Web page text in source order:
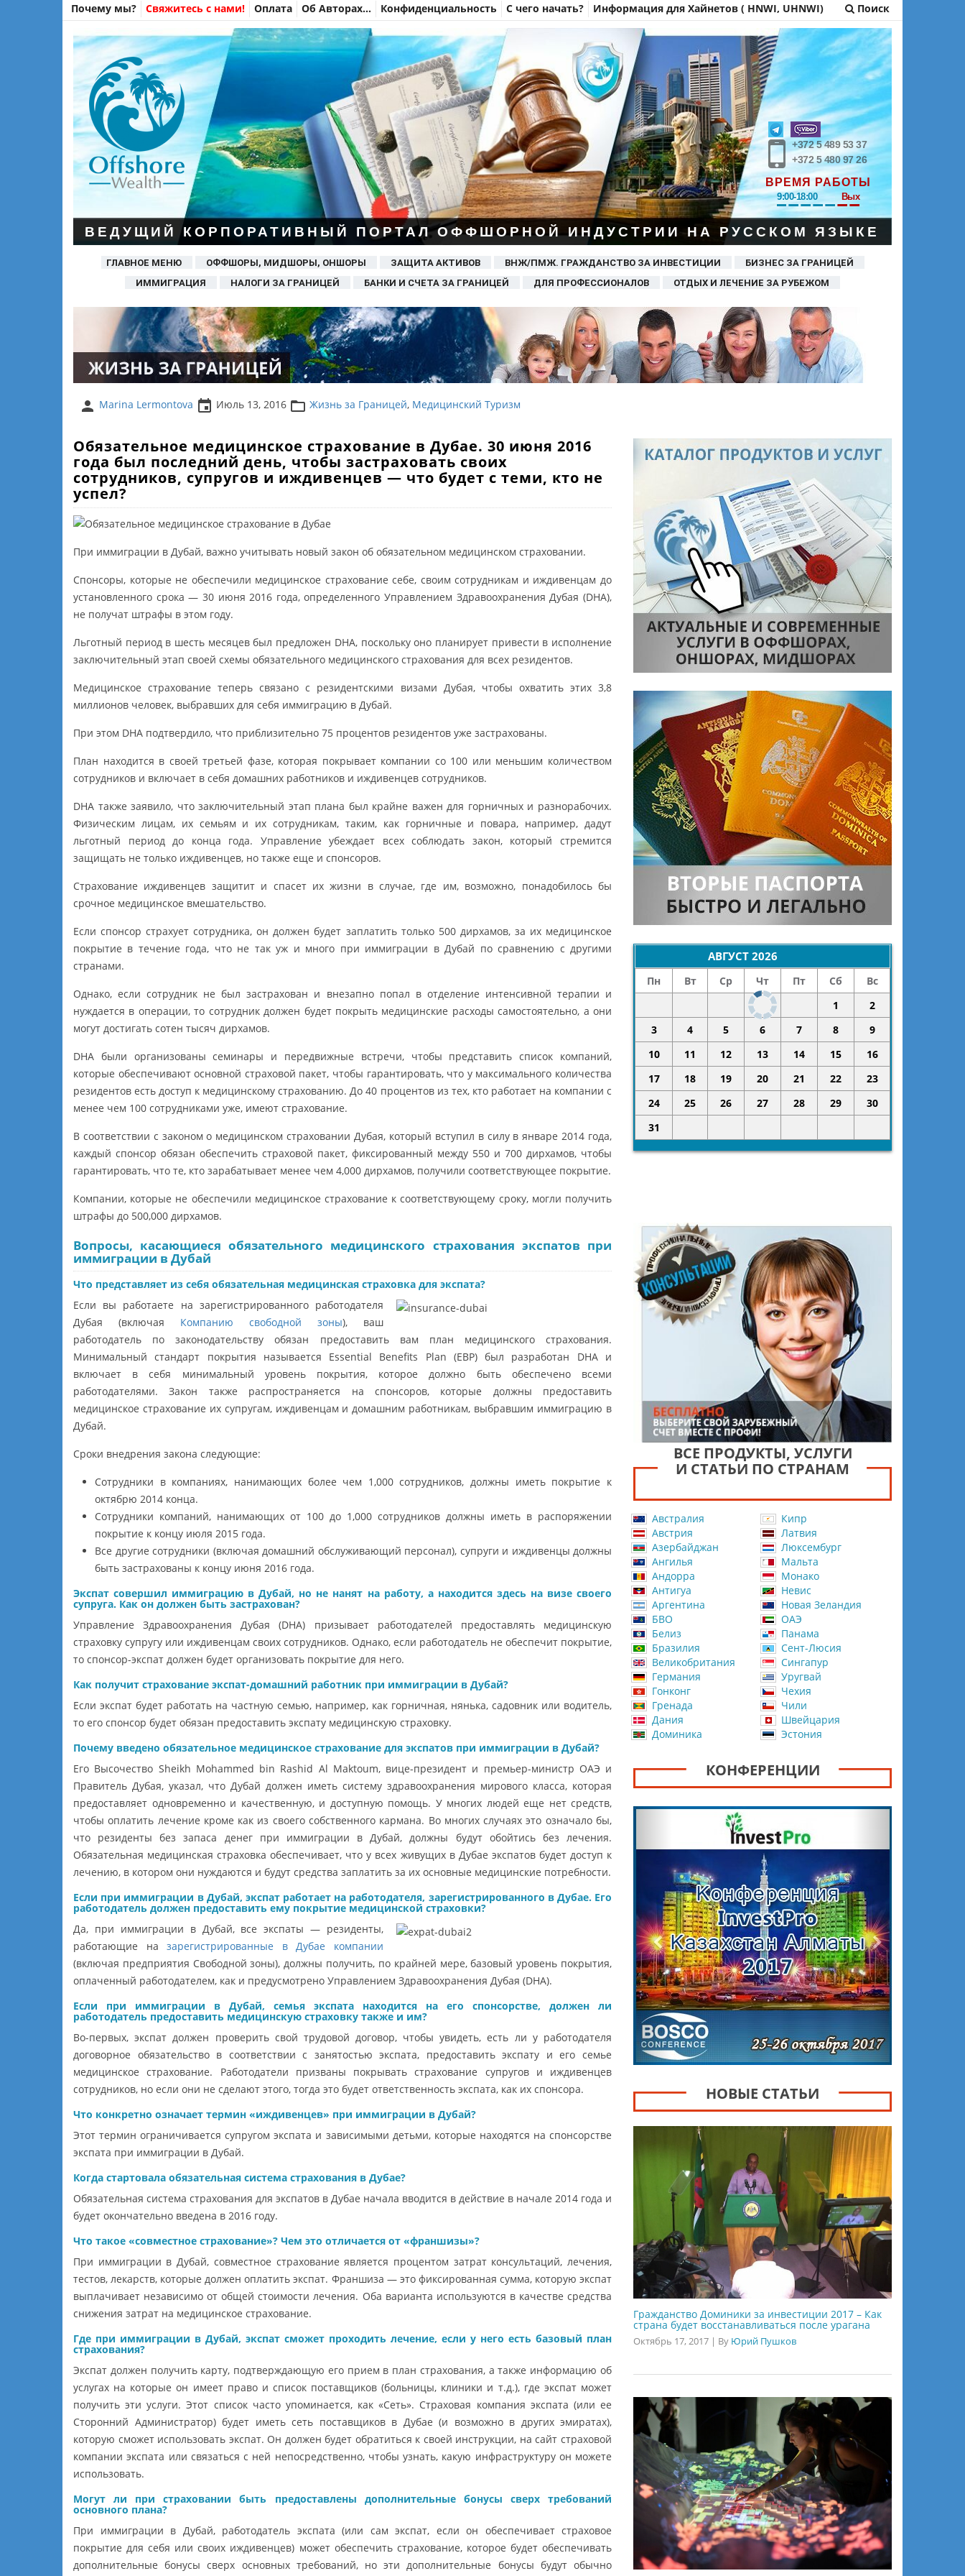
Почему мы? Свяжитесь с нами! Оплата Об Авторах… Конфиденциальность С чего начать? Информация для Хайнетов ( HNWI, UHNWI) Поиск
ВЕДУЩИЙ КОРПОРАТИВНЫЙ ПОРТАЛ ОФФШОРНОЙ ИНДУСТРИИ НА РУССКОМ ЯЗЫКЕ
+372 5 489 53 37
+372 5 480 97 26
ВРЕМЯ РАБОТЫ
9:00-18:00 Вых
ГЛАВНОЕ МЕНЮ ОФФШОРЫ, МИДШОРЫ, ОНШОРЫ ЗАЩИТА АКТИВОВ ВНЖ/ПМЖ. ГРАЖДАНСТВО ЗА ИНВЕСТИЦИИ
БИЗНЕС ЗА ГРАНИЦЕЙ
ИММИГРАЦИЯ
НАЛОГИ ЗА ГРАНИЦЕЙ БАНКИ И СЧЕТА ЗА ГРАНИЦЕЙ ДЛЯ ПРОФЕССИОНАЛОВ ОТДЫХ И ЛЕЧЕНИЕ ЗА РУБЕЖОМ
person Marina Lermontova insert_invitation Июль 13, 2016 folder_open Жизнь за Границей, Медицинский Туризм
Обязательное медицинское страхование в Дубае. 30 июня 2016
года был последний день, чтобы застраховать своих
сотрудников, супругов и иждивенцев — что будет с теми, кто не
успел?
При иммиграции в Дубай, важно учитывать новый закон об обязательном медицинском страховании.
Спонсоры, которые не обеспечили медицинское страхование себе, своим сотрудникам и иждивенцам до
установленного срока — 30 июня 2016 года, определенного Управлением Здравоохранения Дубая (DHA),
не получат штрафы в этом году.
Льготный период в шесть месяцев был предложен DHA, поскольку оно планирует привести в исполнение
заключительный этап своей схемы обязательного медицинского страхования для всех резидентов.
Медицинское страхование теперь связано с резидентскими визами Дубая, чтобы охватить этих 3,8
миллионов человек, выбравших для себя иммиграцию в Дубай.
При этом DHA подтвердило, что приблизительно 75 процентов резидентов уже застрахованы.
План находится в своей третьей фазе, которая покрывает компании со 100 или меньшим количеством
сотрудников и включает в себя домашних работников и иждивенцев сотрудников.
DHA также заявило, что заключительный этап плана был крайне важен для горничных и разнорабочих.
Физическим лицам, их семьям и их сотрудникам, таким, как горничные и повара, например, дадут
льготный период до конца года. Управление убеждает всех соблюдать закон, который стремится
защищать не только иждивенцев, но также еще и спонсоров.
Страхование иждивенцев защитит и спасет их жизни в случае, где им, возможно, понадобилось бы
срочное медицинское вмешательство.
Если спонсор страхует сотрудника, он должен будет заплатить только 500 дирхамов, за их медицинское
покрытие в течение года, что не так уж и много при иммиграции в Дубай по сравнению с другими
странами.
Однако, если сотрудник не был застрахован и внезапно попал в отделение интенсивной терапии и
нуждается в операции, то сотрудник должен будет покрыть медицинские расходы самостоятельно, а они
могут достигать сотен тысяч дирхамов.
DHA были организованы семинары и передвижные встречи, чтобы представить список компаний,
которые обеспечивают основной страховой пакет, чтобы гарантировать, что у максимального количества
резидентов есть доступ к медицинскому страхованию. До 40 процентов из тех, кто работает на компании с
менее чем 100 сотрудниками уже, имеют страхование.
В соответствии с законом о медицинском страховании Дубая, который вступил в силу в январе 2014 года,
каждый спонсор обязан обеспечить страховой пакет, фиксированный между 550 и 700 дирхамов, чтобы
гарантировать, что те, кто зарабатывает менее чем 4,000 дирхамов, получили соответствующее покрытие.
Компании, которые не обеспечили медицинское страхование к соответствующему сроку, могли получить
штрафы до 500,000 дирхамов.
Вопросы, касающиеся обязательного медицинского страхования экспатов при
иммиграции в Дубай
Что представляет из себя обязательная медицинская страховка для экспата?
Если вы работаете на зарегистрированного работодателя
Дубая (включая Компанию свободной зоны), ваш
работодатель по законодательству обязан предоставить вам план медицинского страхования.
Минимальный стандарт покрытия называется Essential Benefits Plan (EBP) был разработан DHA и
включает в себя минимальный уровень покрытия, которое должно быть обеспечено всеми
работодателями. Закон также распространяется на спонсоров, которые должны предоставить
медицинское страхование их супругам, иждивенцам и домашним работникам, выбравшим иммиграцию в
Дубай.
Сроки внедрения закона следующие:
Сотрудники в компаниях, нанимающих более чем 1,000 сотрудников, должны иметь покрытие к
октябрю 2014 конца.
Сотрудники компаний, нанимающих от 100 до 1,000 сотрудников должны иметь в распоряжении
покрытие к концу июля 2015 года.
Все другие сотрудники (включая домашний обслуживающий персонал), супруги и иждивенцы должны
быть застрахованы к концу июня 2016 года.
Экспат совершил иммиграцию в Дубай, но не нанят на работу, а находится здесь на визе своего
супруга. Как он должен быть застрахован?
Управление Здравоохранения Дубая (DHA) призывает работодателей предоставлять медицинскую
страховку супругу или иждивенцам своих сотрудников. Однако, если работодатель не обеспечит покрытие,
то спонсор-экспат должен будет организовать покрытие для него.
Как получит страхование экспат-домашний работник при иммиграции в Дубай?
Если экспат будет работать на частную семью, например, как горничная, нянька, садовник или водитель,
то его спонсор будет обязан предоставить экспату медицинскую страховку.
Почему введено обязательное медицинское страхование для экспатов при иммиграции в Дубай?
Его Высочество Sheikh Mohammed bin Rashid Al Maktoum, вице-президент и премьер-министр ОАЭ и
Правитель Дубая, указал, что Дубай должен иметь систему здравоохранения мирового класса, которая
предоставляет одновременно и качественную, и доступную помощь. У многих людей еще нет средств,
чтобы оплатить лечение кроме как из своего собственного кармана. Во многих случаях это означало бы,
что резиденты без запаса денег при иммиграции в Дубай, должны будут обойтись без лечения.
Обязательная медицинская страховка обеспечивает, что у всех живущих в Дубае экспатов будет доступ к
лечению, в котором они нуждаются и будут средства заплатить за их основные медицинские потребности.
Если при иммиграции в Дубай, экспат работает на работодателя, зарегистрированного в Дубае. Его
работодатель должен предоставить ему покрытие медицинской страховки?
Да, при иммиграции в Дубай, все экспаты — резиденты,
работающие назарегистрированные в Дубае компании
(включая предприятия Свободной зоны), должны получить, по крайней мере, базовый уровень покрытия,
оплаченный работодателем, как и предусмотрено Управлением Здравоохранения Дубая (DHA).
Если при иммиграции в Дубай, семья экспата находится на его спонсорстве, должен ли
работодатель предоставить медицинскую страховку также и им?
Во-первых, экспат должен проверить свой трудовой договор, чтобы увидеть, есть ли у работодателя
договорное обязательство в соответствии с занятостью экспата, предоставить экспату и его семье
медицинское страхование. Работодатели призваны покрывать страхование супругов и иждивенцев
сотрудников, но если они не сделают этого, тогда это будет ответственность экспата, как их спонсора.
Что конкретно означает термин «иждивенцев» при иммиграции в Дубай?
Этот термин ограничивается супругом экспата и зависимыми детьми, которые находятся на спонсорстве
экспата при иммиграции в Дубай.
Когда стартовала обязательная система страхования в Дубае?
Обязательная система страхования для экспатов в Дубае начала вводится в действие в начале 2014 года и
будет окончательно введена в 2016 году.
Что такое «совместное страхование»? Чем это отличается от «франшизы»?
При иммиграции в Дубай, совместное страхование является процентом затрат консультаций, лечения,
тестов, лекарств, которые должен оплатить экспат. Франшиза — это фиксированная сумма, которую экспат
выплачивает независимо от общей стоимости лечения. Оба варианта используются в качестве средства
снижения затрат на медицинское страхование.
Где при иммиграции в Дубай, экспат сможет проходить лечение, если у него есть базовый план
страхования?
Экспат должен получить карту, подтверждающую его прием в план страхования, а также информацию об
услугах на которые он имеет право и список поставщиков (больницы, клиники и т.д.), где экспат может
получить эти услуги. Этот список часто упоминается, как «Сеть». Страховая компания экспата (или ее
Сторонний Администратор) будет иметь сеть поставщиков в Дубае (и возможно в других эмиратах),
которую сможет использовать экспат. Он должен будет обратиться к своей инструкции, на сайт страховой
компании экспата или связаться с ней непосредственно, чтобы узнать, какую инфраструктуру он можете
использовать.
Могут ли при страховании быть предоставлены дополнительные бонусы сверх требований
основного плана?
При иммиграции в Дубай, работодатель экспата (или сам экспат, если он обеспечивает страховое
покрытие для себя или своих иждивенцев) может обеспечить страхование, которое будет обеспечивать
дополнительные бонусы сверх основных требований, но эти дополнительные бонусы будут обычно
АВГУСТ 2026
Пн Вт Ср Чт Пт Сб
Вс
1
2
3
4 5 6 7 8
9
10
11 12 13 14 15
16
17
18 19 20 21 22
23
24
25 26 27 28 29
30
31
ВСЕ ПРОДУКТЫ, УСЛУГИ
И СТАТЬИ ПО СТРАНАМ
Австралия
Австрия
Азербайджан
Ангилья
Андорра
Антигуа
Аргентина
БВО
Белиз
Бразилия
Великобритания
Германия
Гонконг
Гренада
Дания
Доминика
Кипр
Латвия
Люксембург
Мальта
Монако
Невис
Новая Зеландия
ОАЭ
Панама
Сент-Люсия
Сингапур
Уругвай
Чехия
Чили
Швейцария
Эстония
КОНФЕРЕНЦИИ
Назад Вперёд
НОВЫЕ СТАТЬИ
Гражданство Доминики за инвестиции 2017 – Как
страна будет восстанавливаться после урагана
Октябрь 17, 2017 | By Юрий Пушков